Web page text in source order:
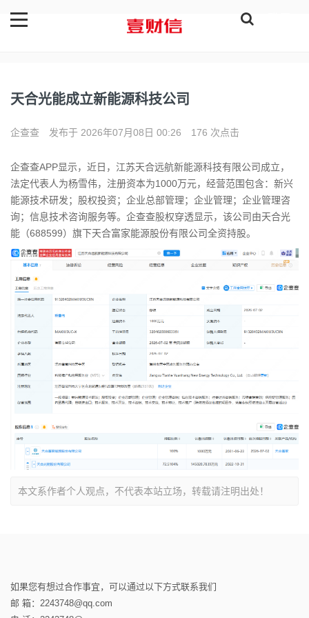
天合光能成立新能源科技公司
企查查 发布于 2026年07月08日 00:26 176 次点击
企查查APP显示，近日，江苏天合远航新能源科技有限公司成立，
法定代表人为杨雪伟，注册资本为1000万元，经营范围包含：新兴
能源技术研发；股权投资；企业总部管理；企业管理；企业管理咨
询；信息技术咨询服务等。企查查股权穿透显示，该公司由天合光
能（688599）旗下天合富家能源股份有限公司全资持股。
本文系作者个人观点，不代表本站立场，转载请注明出处！
如果您有想过合作事宜，可以通过以下方式联系我们
邮 箱：2243748@qq.com